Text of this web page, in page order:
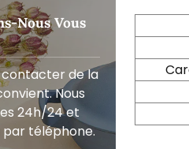
Nous Vous
contacter de la
Nous
24h/24 et
téléphone.